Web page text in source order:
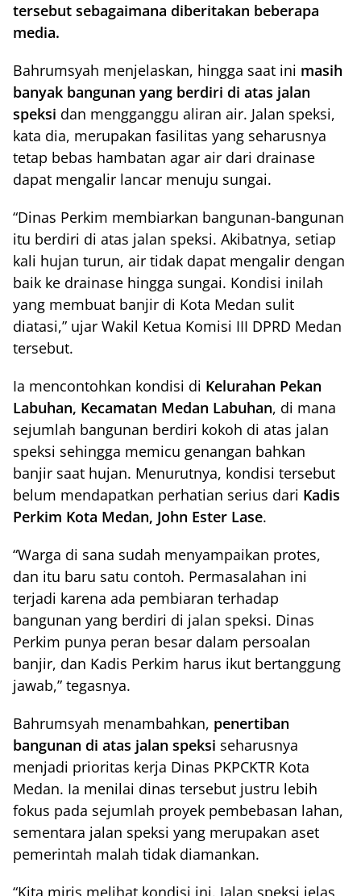
tersebut sebagaimana diberitakan beberapa
media.
Bahrumsyah menjelaskan, hingga saat ini masih
banyak bangunan yang berdiri di atas jalan
speksi dan mengganggu aliran air. Jalan speksi,
kata dia, merupakan fasilitas yang seharusnya
tetap bebas hambatan agar air dari drainase
dapat mengalir lancar menuju sungai.
“Dinas Perkim membiarkan bangunan-bangunan
itu berdiri di atas jalan speksi. Akibatnya, setiap
kali hujan turun, air tidak dapat mengalir dengan
baik ke drainase hingga sungai. Kondisi inilah
yang membuat banjir di Kota Medan sulit
diatasi,” ujar Wakil Ketua Komisi III DPRD Medan
tersebut.
Ia mencontohkan kondisi di Kelurahan Pekan
Labuhan, Kecamatan Medan Labuhan, di mana
sejumlah bangunan berdiri kokoh di atas jalan
speksi sehingga memicu genangan bahkan
banjir saat hujan. Menurutnya, kondisi tersebut
belum mendapatkan perhatian serius dari Kadis
Perkim Kota Medan, John Ester Lase.
“Warga di sana sudah menyampaikan protes,
dan itu baru satu contoh. Permasalahan ini
terjadi karena ada pembiaran terhadap
bangunan yang berdiri di jalan speksi. Dinas
Perkim punya peran besar dalam persoalan
banjir, dan Kadis Perkim harus ikut bertanggung
jawab,” tegasnya.
Bahrumsyah menambahkan, penertiban
bangunan di atas jalan speksi seharusnya
menjadi prioritas kerja Dinas PKPCKTR Kota
Medan. Ia menilai dinas tersebut justru lebih
fokus pada sejumlah proyek pembebasan lahan,
sementara jalan speksi yang merupakan aset
pemerintah malah tidak diamankan.